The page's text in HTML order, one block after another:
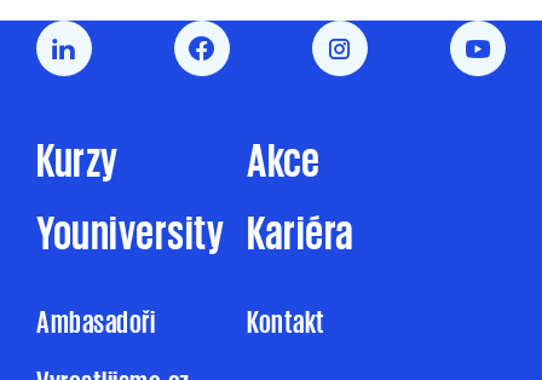
Kurzy
Akce
Youniversity Kariéra
Ambasadoři
Kontakt